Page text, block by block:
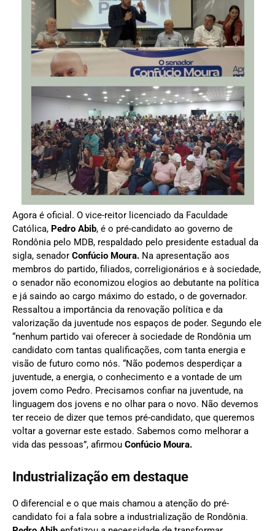
Agora é oficial. O vice-reitor licenciado da Faculdade
Católica, Pedro Abib, é o pré-candidato ao governo de
Rondônia pelo MDB, respaldado pelo presidente estadual da
sigla, senador Confúcio Moura. Na apresentação aos
membros do partido, filiados, correligionários e à sociedade,
o senador não economizou elogios ao debutante na política
e já saindo ao cargo máximo do estado, o de governador.
Ressaltou a importância da renovação política e da
valorização da juventude nos espaços de poder. Segundo ele
“nenhum partido vai oferecer à sociedade de Rondônia um
candidato com tantas qualificações, com tanta energia e
visão de futuro como nós. “Não podemos desperdiçar a
juventude, a energia, o conhecimento e a vontade de um
jovem como Pedro. Precisamos confiar na juventude, na
linguagem dos jovens e no olhar para o novo. Não devemos
ter receio de dizer que temos pré-candidato, que queremos
voltar a governar este estado. Sabemos como melhorar a
vida das pessoas”, afirmou Confúcio Moura.
Industrialização em destaque
O diferencial e o que mais chamou a atenção do pré-
candidato foi a fala sobre a industrialização de Rondônia.